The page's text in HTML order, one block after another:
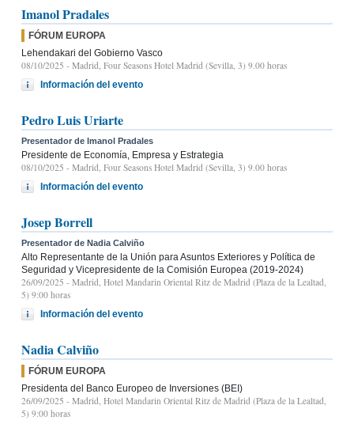
Imanol Pradales
FÓRUM EUROPA
Lehendakari del Gobierno Vasco
08/10/2025 - Madrid, Four Seasons Hotel Madrid (Sevilla, 3) 9.00 horas
Información del evento
Pedro Luis Uriarte
Presentador de Imanol Pradales
Presidente de Economía, Empresa y Estrategia
08/10/2025 - Madrid, Four Seasons Hotel Madrid (Sevilla, 3) 9.00 horas
Información del evento
Josep Borrell
Presentador de Nadia Calviño
Alto Representante de la Unión para Asuntos Exteriores y Política de
Seguridad y Vicepresidente de la Comisión Europea (2019-2024)
26/09/2025 - Madrid, Hotel Mandarin Oriental Ritz de Madrid (Plaza de la Lealtad,
5) 9:00 horas
Información del evento
Nadia Calviño
FÓRUM EUROPA
Presidenta del Banco Europeo de Inversiones (BEI)
26/09/2025 - Madrid, Hotel Mandarin Oriental Ritz de Madrid (Plaza de la Lealtad,
5) 9:00 horas